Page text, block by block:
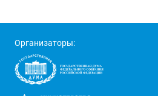
Организаторы: